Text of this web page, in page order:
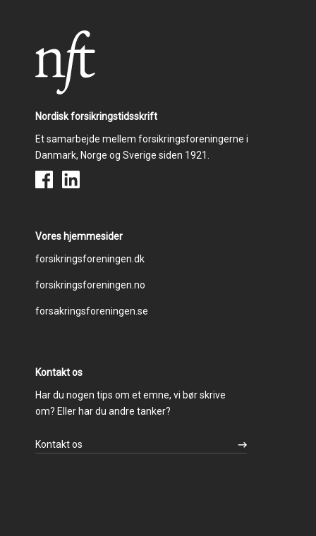
Nordisk forsikringstidsskrift
Et samarbejde mellem forsikringsforeningerne i
Danmark, Norge og Sverige siden 1921.
Vores hjemmesider
Footer
menu
forsikringsforeningen.dk
forsikringsforeningen.no
forsakringsforeningen.se
Kontakt os
Har du nogen tips om et emne, vi bør skrive
om? Eller har du andre tanker?
Kontakt os